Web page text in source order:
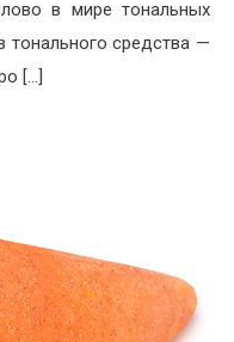
в мире тональных
тонального средства —
[…]